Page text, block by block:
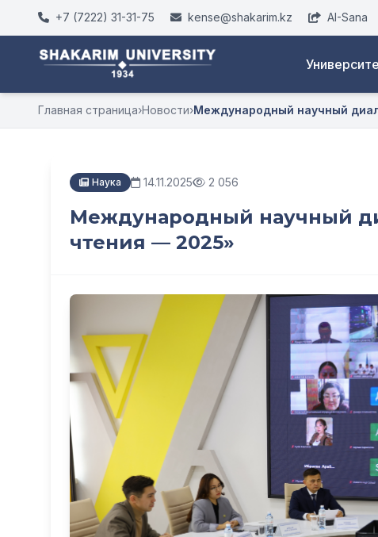
+7 (7222) 31-31-75 kense@shakarim.kz AI-Sana
Главная страница›Новости›Международный научный
Наука 14.11.2025 2 056
Международный научный
чтения — 2025»